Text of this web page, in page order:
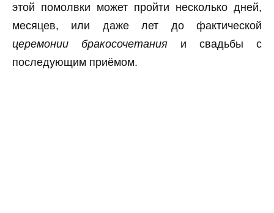
этой помолвки может пройти несколько дней,
месяцев, или даже лет до фактической
церемонии бракосочетания и свадьбы с
последующим приёмом.